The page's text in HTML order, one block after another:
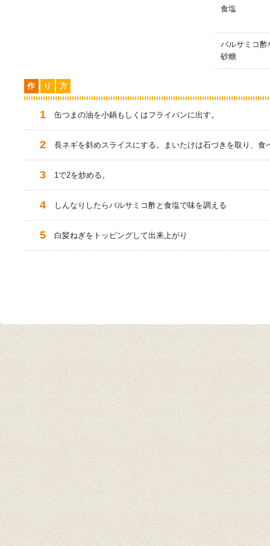
食塩
バルサミコ酢
砂糖
作 り 方
缶つまの油を小鍋もしくはフライパンに出す。
長ネギを斜めスライスにする。まいたけは石づきを取り、食
1で2を炒める。
しんなりしたらバルサミコ酢と食塩で味を調える
白髪ねぎをトッピングして出来上がり